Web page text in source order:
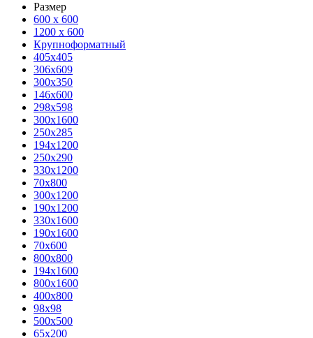
Размер
600 х 600
1200 х 600
Крупноформатный
405x405
306x609
300x350
146x600
298x598
300x1600
250x285
194x1200
250x290
330x1200
70x800
300x1200
190x1200
330x1600
190x1600
70x600
800x800
194x1600
800x1600
400х800
98x98
500x500
65x200